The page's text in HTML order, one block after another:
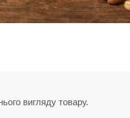
вигляду товару.